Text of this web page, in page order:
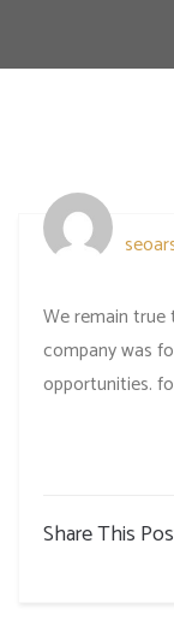
We remain
company was
opportunities.
Share This